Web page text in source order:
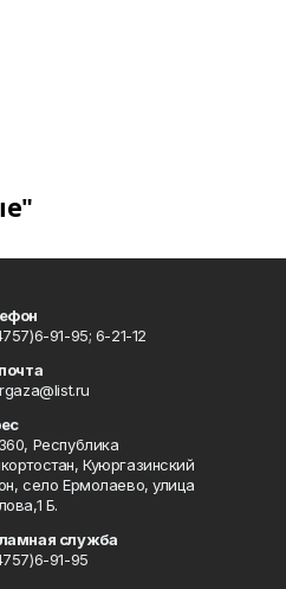
91-95; 6-21-12
Республика
Куюргазинский
село Ермолаево, улица
Б.
служба
91-95